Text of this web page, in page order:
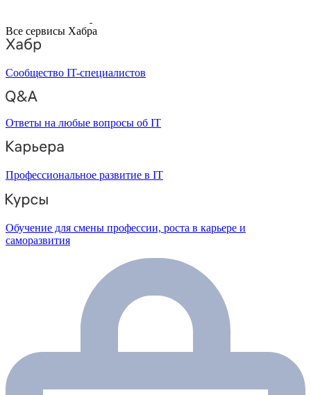
Все сервисы Хабра
Сообщество IT-специалистов
Ответы на любые вопросы об IT
Профессиональное развитие в IT
Обучение для смены профессии, роста в карьере и
саморазвития